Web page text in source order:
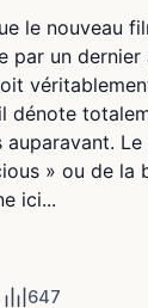
le nouveau
par un dernier
dénote
» ou de la
ici...
647